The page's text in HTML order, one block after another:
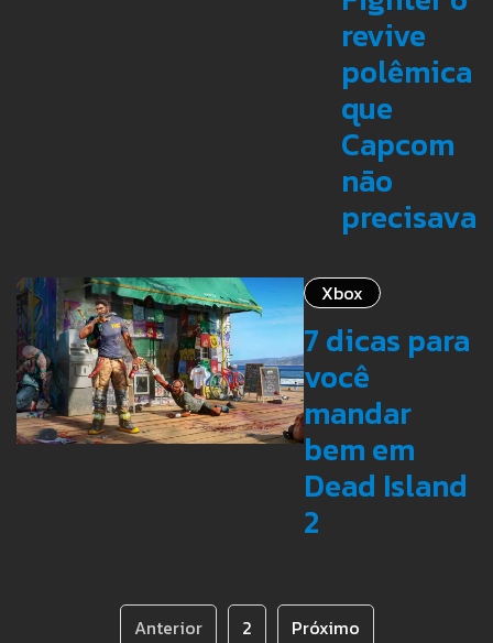
revive
polêmica
que
Capcom
não
precisava
Xbox
7 dicas para
você
mandar
bem em
Dead Island
2
Anterior 2 Próximo